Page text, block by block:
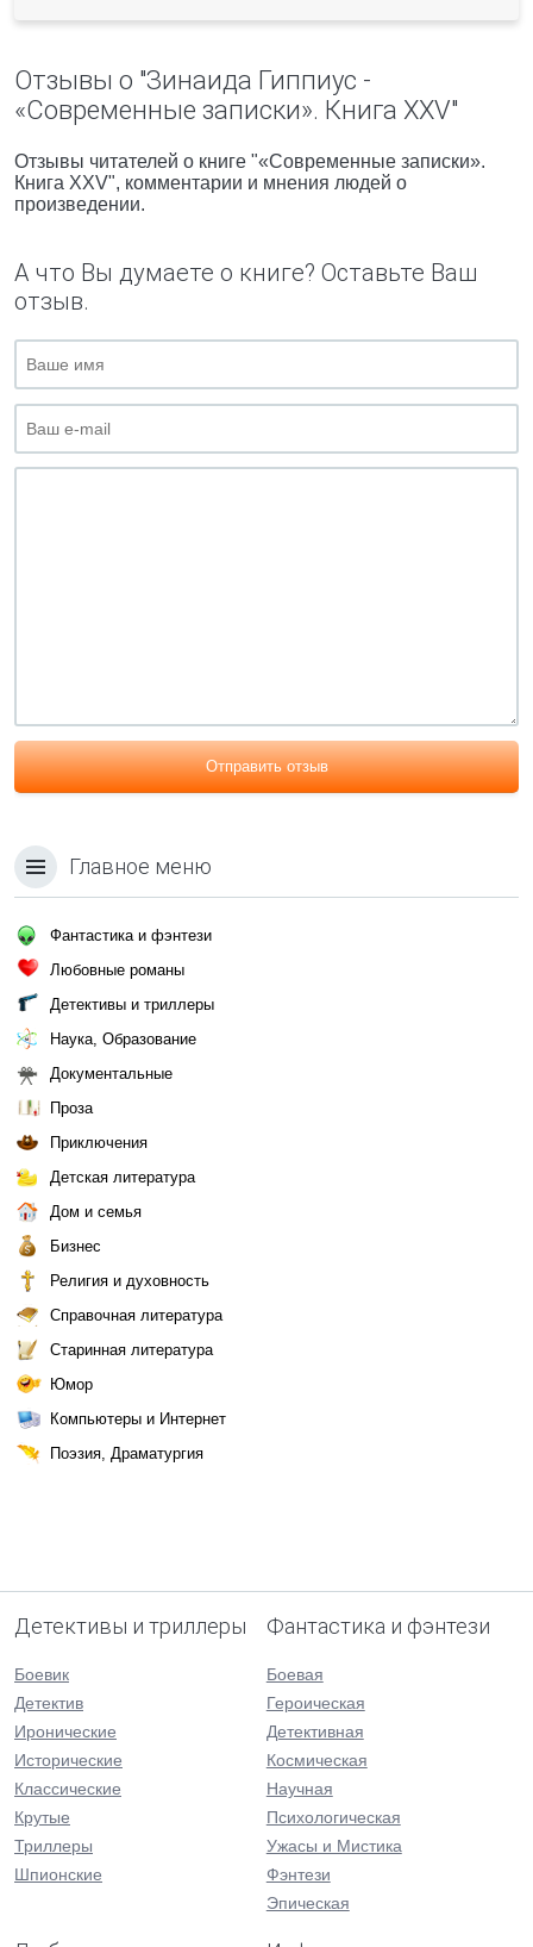
Отзывы о "Зинаида Гиппиус -
«Современные записки». Книга XXV"
Отзывы читателей о книге "«Современные записки».
Книга XXV", комментарии и мнения людей о
произведении.
А что Вы думаете о книге? Оставьте Ваш
отзыв.
Отправить отзыв
Главное меню
Фантастика и фэнтези
Любовные романы
Детективы и триллеры
Наука, Образование
Документальные
Проза
Приключения
Детская литература
Дом и семья
Бизнес
Религия и духовность
Справочная литература
Старинная литература
Юмор
Компьютеры и Интернет
Поэзия, Драматургия
Детективы и триллеры
Боевик
Детектив
Иронические
Исторические
Классические
Крутые
Триллеры
Шпионские
Фантастика и фэнтези
Боевая
Героическая
Детективная
Космическая
Научная
Психологическая
Ужасы и Мистика
Фэнтези
Эпическая